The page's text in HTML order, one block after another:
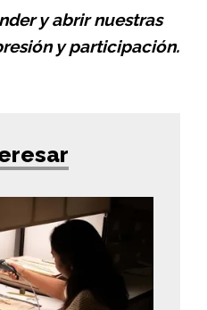
y abrir nuestras
y participación.